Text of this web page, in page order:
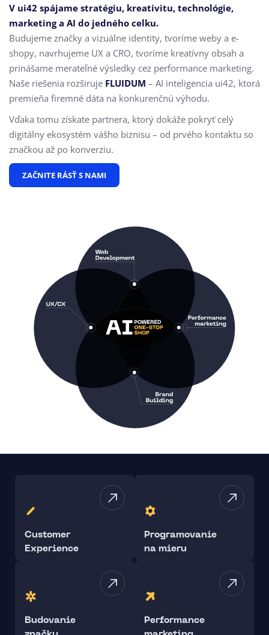
V ui42 spájame stratégiu, kreativitu, technológie,
marketing a AI do jedného celku.
Budujeme značky a vizuálne identity, tvoríme weby a e-
shopy, navrhujeme UX a CRO, tvoríme kreatívny obsah a
prinášame merateľné výsledky cez performance marketing.
Naše riešenia rozširuje FLUIDUM – AI inteligencia ui42, ktorá
premieňa firemné dáta na konkurenčnú výhodu.
Vďaka tomu získate partnera, ktorý dokáže pokryť celý
digitálny ekosystém vášho biznisu – od prvého kontaktu so
značkou až po konverziu.
ZAČNITE RÁSŤ S NAMI
Customer
Experience
Programovanie
na mieru
Budovanie
Performance